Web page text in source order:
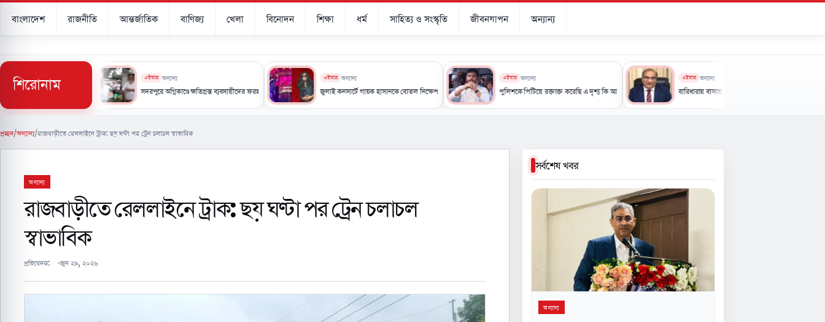
বাংলাদেশ রাজনীতি আন্তর্জাতিক বাণিজ্য খেলা বিনোদন শিক্ষা ধর্ম সাহিত্য ও সংস্কৃতি জীবনযাপন অন্যান্য
শিরোনাম
সুযোগ নেই: পানিসম্পদ মন্ত্রী
এইমাত্র অন্যান্য
সদরপুরে অগ্নিকাণ্ডে ক্ষতিগ্রস্ত ব্যবসায়ীদের ফরহাদ আকনের আর্থিক সহায়তা
এইমাত্র অন্যান্য
জুলাই কনসার্টে গায়ক হাসানকে বোতল নিক্ষেপ, সংগীতাঙ্গনে ক্ষোভ
এইমাত্র অন্যান্য
পুলিশকে পিটিয়ে রক্তাক্ত করেছি এ দৃশ্য কি আপনারা দেখেননি: এনসিপি নেতা
এইমাত্র অন্যান্য
বারিধারায় বাসায় আগুন, আইসিইউতে পাকিস্তানি হাইকমিশনার
প্রচ্ছদ/অন্যান্য/রাজবাড়ীতে রেললাইনে ট্রাক: ছয় ঘণ্টা পর ট্রেন চলাচল স্বাভাবিক
অন্যান্য
রাজবাড়ীতে রেললাইনে ট্রাক: ছয় ঘণ্টা পর ট্রেন চলাচল
স্বাভাবিক
প্রতিবেদক: জুন ২৯, ২০২৬
সর্বশেষ খবর
অন্যান্য